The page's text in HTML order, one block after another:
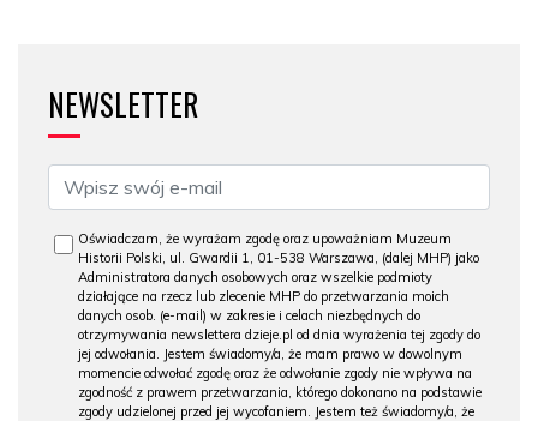
NEWSLETTER
Oświadczam, że wyrażam zgodę oraz upoważniam Muzeum
Historii Polski, ul. Gwardii 1, 01-538 Warszawa, (dalej MHP) jako
Administratora danych osobowych oraz wszelkie podmioty
działające na rzecz lub zlecenie MHP do przetwarzania moich
danych osob. (e-mail) w zakresie i celach niezbędnych do
otrzymywania newslettera dzieje.pl od dnia wyrażenia tej zgody do
jej odwołania. Jestem świadomy/a, że mam prawo w dowolnym
momencie odwołać zgodę oraz że odwołanie zgody nie wpływa na
zgodność z prawem przetwarzania, którego dokonano na podstawie
zgody udzielonej przed jej wycofaniem. Jestem też świadomy/a, że